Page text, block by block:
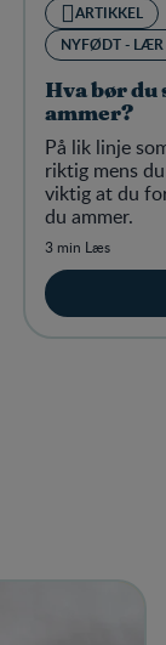
ARTIKKEL
NYFØDT - LÆR
Hva bør du
ammer?
På lik linje
riktig mens
viktig at du
du ammer.
3 min Læs